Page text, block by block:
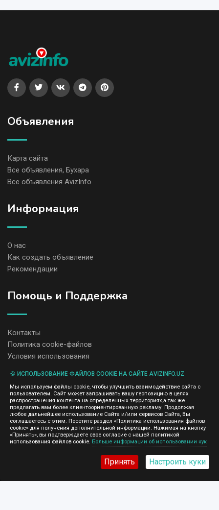
Объявления
Карта сайта
Все объявления, Бухара
Все объявления AvizInfo
Информация
О нас
Как создать объявление
Рекомендации
Помощь и Поддержка
Контакты
Политика cookie-файлов
Условия использования
содержание размещенных объявлений.
Мы ценим конфиденциальность наших пользователей. Мы не
передаем и не продаем личную информацию зарегистрированных
пользователей AvizInfo.uz третьим лицам. Мы не отвечаем за
правила конфиденциальности сайтов на которые ссылается
AvizInfo.uz. На некоторых страницах нашего сайта представлена
реклама Google Adsense Advertising Network. Чтобы узнать
подробней о правилах конфиденциальности Googleнажмите тут
🍪 ИСПОЛЬЗОВАНИЕ ФАЙЛОВ COOKIE НА САЙТЕ AVIZINFO.UZ
Мы используем файлы cookie, чтобы улучшить взаимодействие сайта с
пользователем. Сайт может запрашивать вашу геопозицию в целях
распространения контента на определенных территориях,а так же
предлагать вам более клиентоориентированную рекламу. Продолжая
любое дальнейшее использование Сайта и/или сервисов Сайта, Вы
соглашаетесь с этим. Посетите раздел «Политика использования файлов
cookie» для получения дополнительной информации. Нажимая на кнопку
«Принять», вы подтверждаете свое согласие с нашей политикой
использования файлов cookie. Больше информации об использовании кук
Принять Настроить куки